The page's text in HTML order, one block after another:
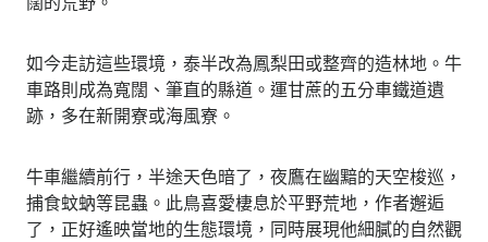
如今走訪這些環境，泰半改為鳳梨田或整齊的造林地。牛
車路則成為寬闊、筆直的縣道。運甘蔗的五分車鐵道遺
跡，多在新開寮或海風寮。
牛車繼續前行，半途天色暗了，夜鷹在幽黯的天空梭巡，
捕食蚊蚋等昆蟲。此鳥喜愛棲息於平野荒地，作者邂逅
了，正好遙映當地的生態環境，同時展現他細膩的自然觀